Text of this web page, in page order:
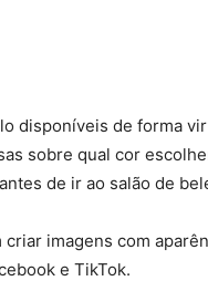
disponíveis de forma
sobre qual cor
de ir ao salão de
imagens com
e TikTok.